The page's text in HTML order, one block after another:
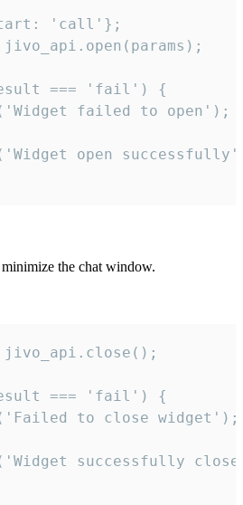
'call'};
=== 'fail') {
failed to open');
open
the chat window.
=== 'fail') {
to close widget');
successfully